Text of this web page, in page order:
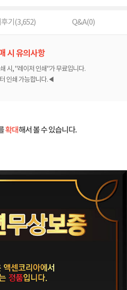
후기(3,652) Q&A(0)
시 유의사항
시, "레이저 인쇄"가 무료입니다.
인쇄 가능합니다.◀
확대해서 볼 수 있습니다.